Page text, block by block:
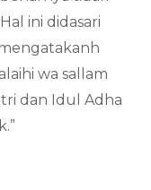
ini didasari
wa sallam
dan Idul Adha